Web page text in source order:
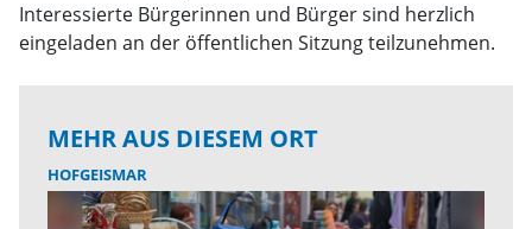
Interessierte Bürgerinnen und Bürger sind herzlich
eingeladen an der öffentlichen Sitzung teilzunehmen.
MEHR AUS DIESEM ORT
HOFGEISMAR